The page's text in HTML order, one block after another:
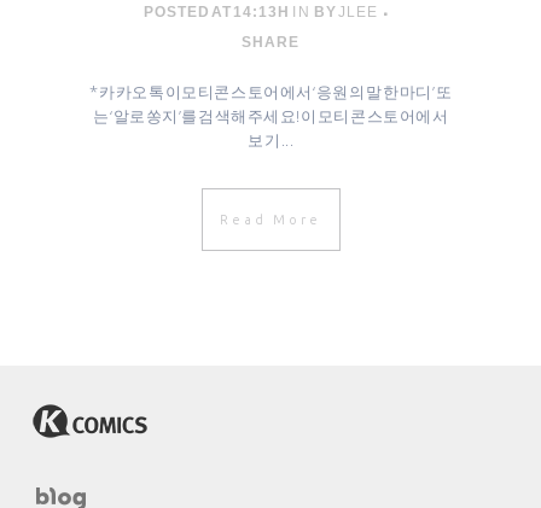
POSTED AT 14:13H IN BYJLEE
SHARE
* 카카오톡 이모티콘 스토어에서 ‘응원의 말 한 마디’ 또
는 ‘알로쏭지’를 검색해주세요! 이모티콘 스토어에서
보기 ...
Read More